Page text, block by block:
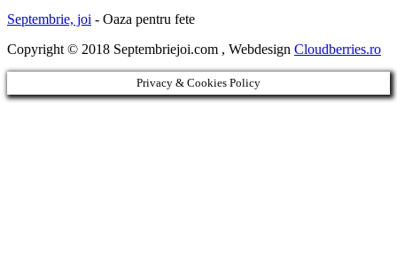
Septembrie, joi - Oaza pentru fete
Copyright © 2018 Septembriejoi.com , Webdesign Cloudberries.ro
Privacy & Cookies Policy